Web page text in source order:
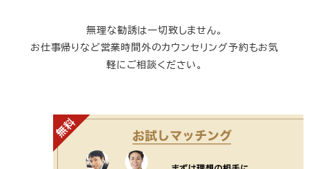
無理な勧誘は一切致しません。
お仕事帰りなど営業時間外のカウンセリング予約もお気
軽にご相談ください。